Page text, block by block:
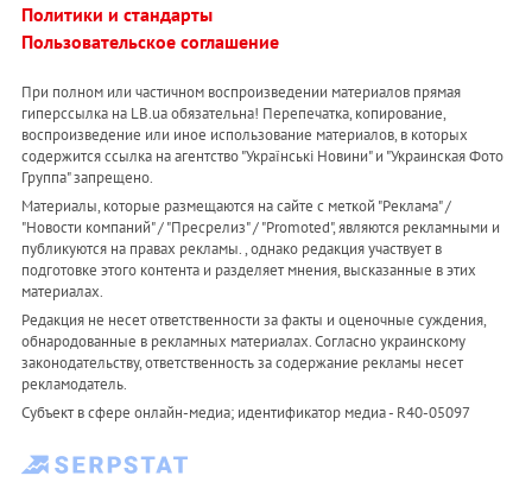
Политики и стандарты
Пользовательское соглашение
При полном или частичном воспроизведении материалов прямая
гиперссылка на LB.ua обязательна! Перепечатка, копирование,
воспроизведение или иное использование материалов, в которых
содержится ссылка на агентство "Українськi Новини" и "Украинская Фото
Группа" запрещено.
Материалы, которые размещаются на сайте с меткой "Реклама" /
"Новости компаний" / "Пресрелиз" / "Promoted", являются рекламными и
публикуются на правах рекламы. , однако редакция участвует в
подготовке этого контента и разделяет мнения, высказанные в этих
материалах.
Редакция не несет ответственности за факты и оценочные суждения,
обнародованные в рекламных материалах. Согласно украинскому
законодательству, ответственность за содержание рекламы несет
рекламодатель.
Субъект в сфере онлайн-медиа; идентификатор медиа - R40-05097